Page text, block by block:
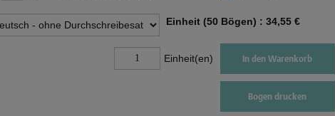
Einheit (50 Bögen) : 34,55 €
Einheit(en) In den Warenkorb
Bogen drucken